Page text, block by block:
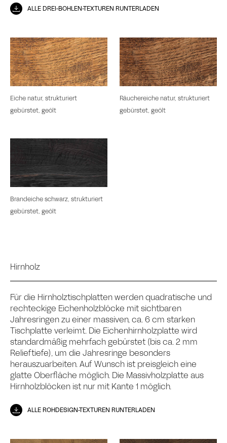
ALLE DREI-BOHLEN-TEXTUREN RUNTERLADEN
Eiche natur, strukturiert
gebürstet, geölt
Räuchereiche natur, strukturiert
gebürstet, geölt
Brandeiche schwarz, strukturiert
gebürstet, geölt
Hirnholz
ALLE ROHDESIGN-TEXTUREN RUNTERLADEN
Für die Hirnholztischplatten werden quadratische und
rechteckige Eichenholzblöcke mit sichtbaren
Jahresringen zu einer massiven, ca. 6 cm starken
Tischplatte verleimt. Die Eichenhirnholzplatte wird
standardmäßig mehrfach gebürstet (bis ca. 2 mm
Relieftiefe), um die Jahresringe besonders
herauszuarbeiten. Auf Wunsch ist preisgleich eine
glatte Oberfläche möglich. Die Massivholzplatte aus
Hirnholzblöcken ist nur mit Kante 1 möglich.